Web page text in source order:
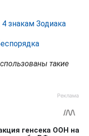
знакам Зодиака
такие